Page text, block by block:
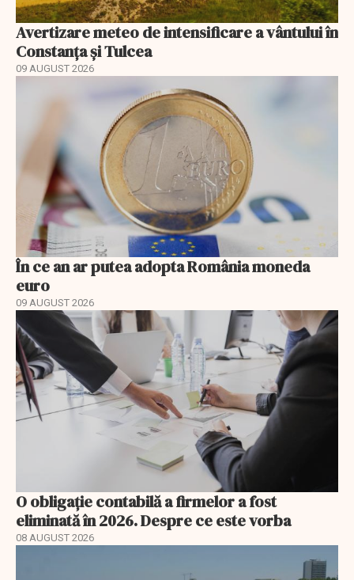
Avertizare meteo de intensificare a vântului în
Constanța și Tulcea
09 AUGUST 2026
În ce an ar putea adopta România moneda
euro
09 AUGUST 2026
O obligație contabilă a firmelor a fost
eliminată în 2026. Despre ce este vorba
08 AUGUST 2026